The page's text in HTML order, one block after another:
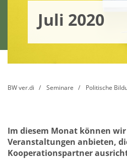
Juli 2020
BW ver.di Seminare Politische
Im diesem Monat können
Veranstaltungen anbieten,
Kooperationspartner